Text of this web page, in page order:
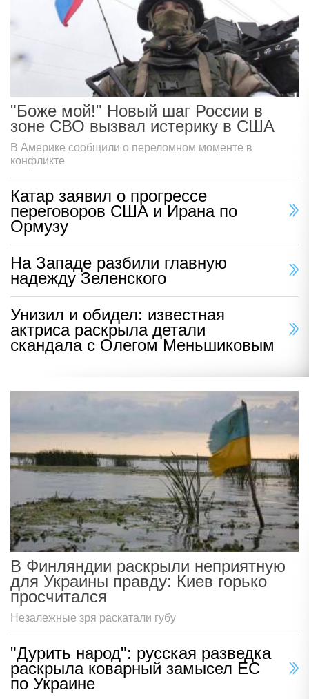
"Боже мой!" Новый шаг России в
зоне СВО вызвал истерику в США
В Америке сообщили о переломном моменте в
конфликте
Катар заявил о прогрессе
переговоров США и Ирана по
Ормузу
На Западе разбили главную
надежду Зеленского
Унизил и обидел: известная
актриса раскрыла детали
скандала с Олегом Меньшиковым
В Финляндии раскрыли неприятную
для Украины правду: Киев горько
просчитался
Незалежные зря раскатали губу
"Дурить народ": русская разведка
раскрыла коварный замысел ЕС
по Украине